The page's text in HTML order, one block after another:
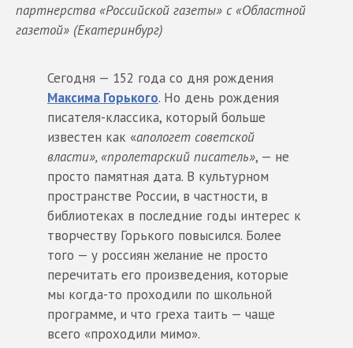
партнерства «Российской газеты» с «Областной
газетой» (Екатеринбург)
Сегодня — 152 года со дня рождения
Максима Горького. Но день рождения
писателя-классика, который больше
известен как «апологет советской
власти», «пролетарский писатель», — не
просто памятная дата. В культурном
пространстве России, в частности, в
библиотеках в последние годы интерес к
творчеству Горького повысился. Более
того — у россиян желание не просто
перечитать его произведения, которые
мы когда-то проходили по школьной
программе, и что греха таить — чаще
всего «проходили мимо».